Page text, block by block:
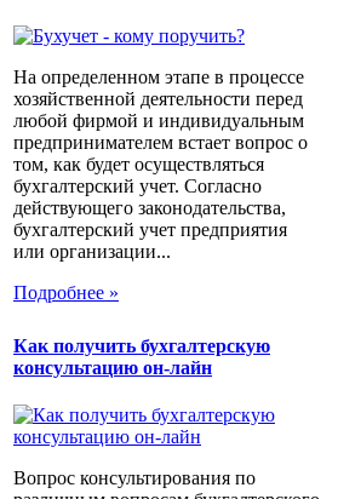
На определенном этапе в процессе
хозяйственной деятельности перед
любой фирмой и индивидуальным
предпринимателем встает вопрос о
том, как будет осуществляться
бухгалтерский учет. Согласно
действующего законодательства,
бухгалтерский учет предприятия
или организации...
Подробнее »
Как получить бухгалтерскую
консультацию он-лайн
Вопрос консультирования по